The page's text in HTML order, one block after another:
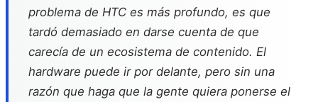
problema de HTC es más profundo, es que
tardó demasiado en darse cuenta de que
carecía de un ecosistema de contenido. El
hardware puede ir por delante, pero sin una
razón que haga que la gente quiera ponerse el